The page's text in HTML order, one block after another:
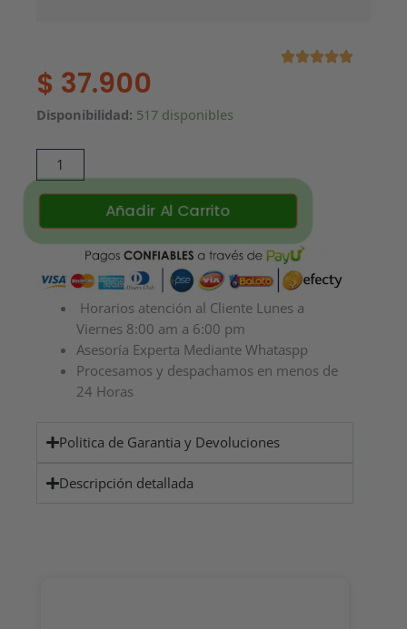
$ 37.900
Disponibilidad: 517 disponibles
Parlante
SP-
Q180
USB
cantidad
Añadir Al Carrito
Horarios atención al Cliente Lunes a
Viernes 8:00 am a 6:00 pm
Asesoría Experta Mediante Whataspp
Procesamos y despachamos en menos de
24 Horas
Politica de Garantia y Devoluciones
Descripción detallada